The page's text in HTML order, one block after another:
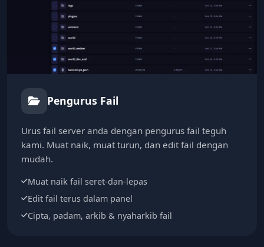
Pengurus Fail
Urus fail server anda dengan pengurus fail teguh
kami. Muat naik, muat turun, dan edit fail dengan
mudah.
Muat naik fail seret-dan-lepas
Edit fail terus dalam panel
Cipta, padam, arkib & nyaharkib fail